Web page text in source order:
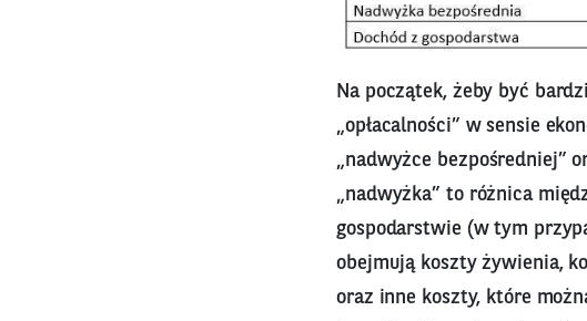
Na początek, żeby być
„opłacalności” w sensie
„nadwyżce bezpośredniej”
„nadwyżka” to różnica
gospodarstwie (w tym
obejmują koszty żywienia,
oraz inne koszty, które